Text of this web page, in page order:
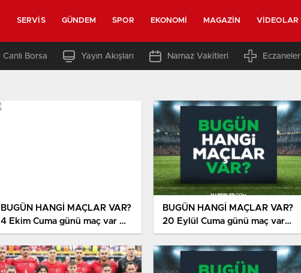
SERVIS GÜNDEM SPOR EKONOMI MAGAZIN VIDEOLAR
Canlı Borsa Yayın Akışları Namaz Vakitleri Eczaneler
BUGÜN HANGİ MAÇLAR VAR?
4 Ekim Cuma günü maç var mı,
hangi kanaldan yayınlanıyor,
şifresiz mi?
BUGÜN HANGİ MAÇLAR VAR?
20 Eylül Cuma günü maç var
mı, hangi kanaldan
yayınlanıyor, şifresiz mi?